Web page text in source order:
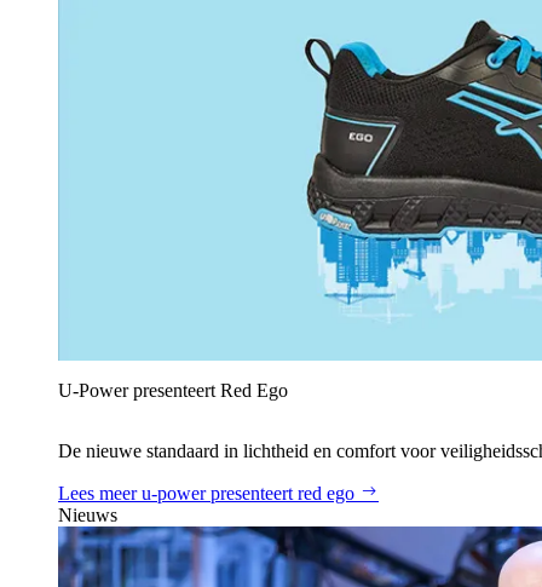
U‑Power presenteert Red Ego
De nieuwe standaard in lichtheid en comfort voor
Lees meeru‑power presenteert red ego
Nieuws